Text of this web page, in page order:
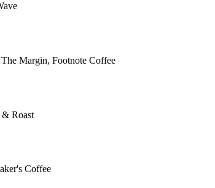
Margin, Footnote Coffee
Roast
Coffee